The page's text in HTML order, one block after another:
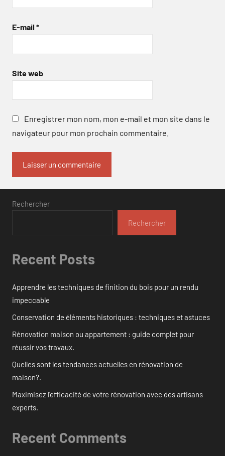
E-mail *
Site web
Enregistrer mon nom, mon e-mail et mon site dans le
navigateur pour mon prochain commentaire.
Rechercher
Rechercher
Recent Posts
Apprendre les techniques de finition du bois pour un rendu
impeccable
Conservation de éléments historiques : techniques et astuces
Rénovation maison ou appartement : guide complet pour
réussir vos travaux.
Quelles sont les tendances actuelles en rénovation de
maison?.
Maximisez l’efficacité de votre rénovation avec des artisans
experts.
Recent Comments